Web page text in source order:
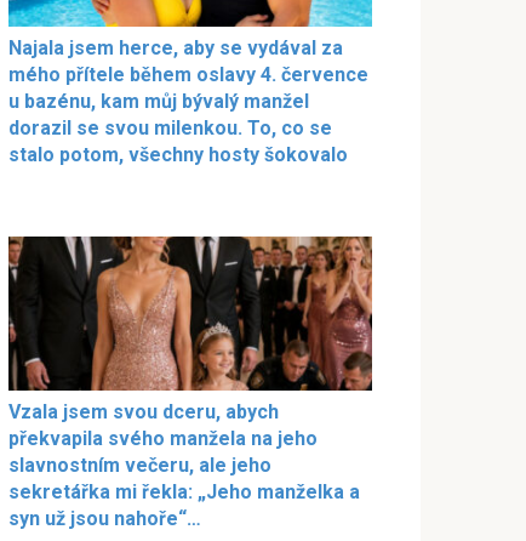
Najala jsem herce, aby se vydával za
mého přítele během oslavy 4. července
u bazénu, kam můj bývalý manžel
dorazil se svou milenkou. To, co se
stalo potom, všechny hosty šokovalo
Vzala jsem svou dceru, abych
překvapila svého manžela na jeho
slavnostním večeru, ale jeho
sekretářka mi řekla: „Jeho manželka a
syn už jsou nahoře“…